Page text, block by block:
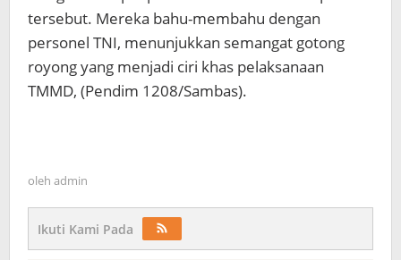
tersebut. Mereka bahu-membahu dengan
personel TNI, menunjukkan semangat gotong
royong yang menjadi ciri khas pelaksanaan
TMMD, (Pendim 1208/Sambas).
oleh admin
Ikuti Kami Pada